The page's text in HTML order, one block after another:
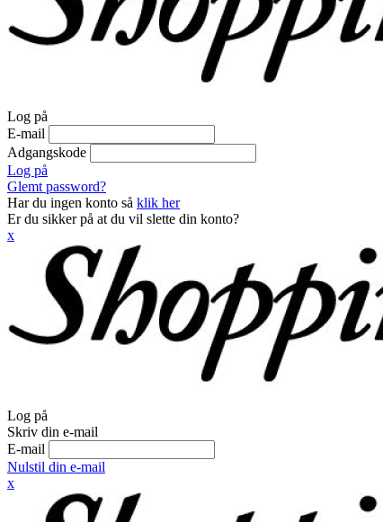
Log på
E-mail
Adgangskode
Log på
Glemt password?
Har du ingen konto så klik her
Er du sikker på at du vil slette din konto?
x
Log på
Skriv din e-mail
E-mail
Nulstil din e-mail
x